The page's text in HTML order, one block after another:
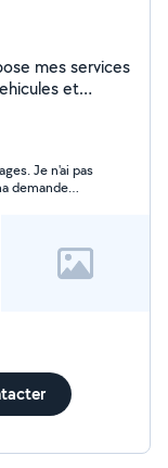
mes services
et
et du
disponible
Je n'ai pas
demande